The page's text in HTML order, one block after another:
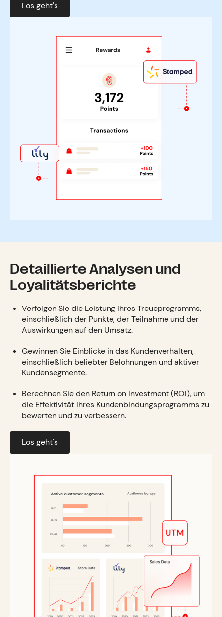
Los geht's
Detaillierte Analysen und
Loyalitätsberichte
Verfolgen Sie die Leistung Ihres Treueprogramms,
einschließlich der Punkte, der Teilnahme und der
Auswirkungen auf den Umsatz.
Gewinnen Sie Einblicke in das Kundenverhalten,
einschließlich beliebter Belohnungen und aktiver
Kundensegmente.
Berechnen Sie den Return on Investment (ROI), um
die Effektivität Ihres Kundenbindungsprogramms zu
bewerten und zu verbessern.
Los geht's